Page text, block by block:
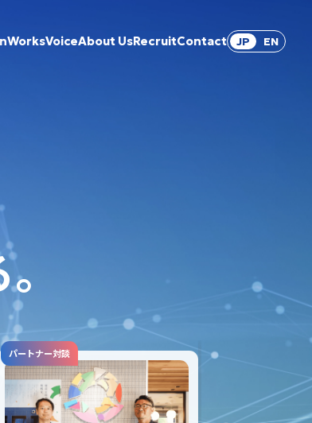
WorksVoiceAbout UsRecruitContact JP EN
パートナー対談